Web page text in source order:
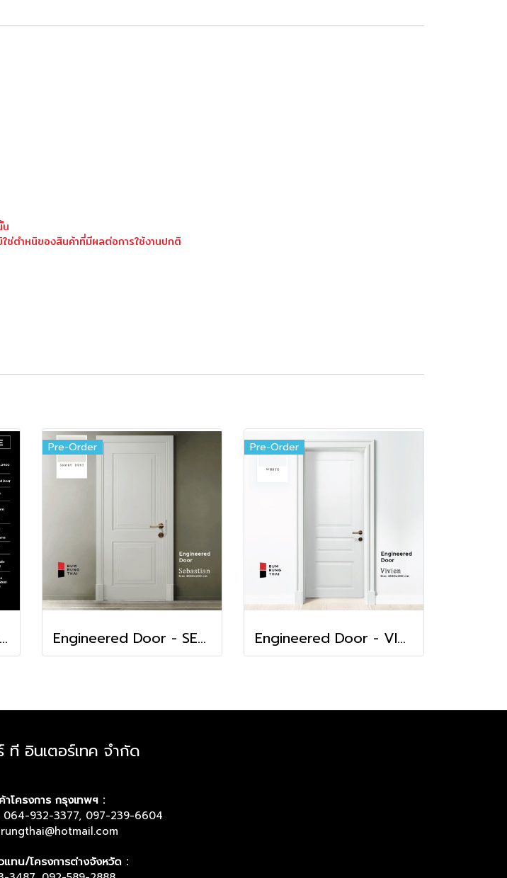
น
ช่ตำหนิของสินค้าที่มีผลต่อการใช้งานปกติ
Engineered Door - VALERIE
Pre-Order
Engineered Door - SEBASTIAN
Pre-Order
Engineered Door - VIVIAN
ที อินเตอร์เทค จำกัด
โครงการ กรุงเทพฯ :
064-932-3377, 097-239-6604
แทน/โครงการต่างจังหวัด :